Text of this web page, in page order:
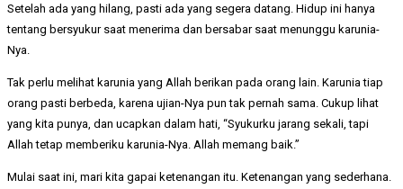
Setelah ada yang hilang, pasti ada yang segera datang. Hidup ini hanya
tentang bersyukur saat menerima dan bersabar saat menunggu karunia-
Nya.
Tak perlu melihat karunia yang Allah berikan pada orang lain. Karunia tiap
orang pasti berbeda, karena ujian-Nya pun tak pernah sama. Cukup lihat
yang kita punya, dan ucapkan dalam hati, “Syukurku jarang sekali, tapi
Allah tetap memberiku karunia-Nya. Allah memang baik.”
Mulai saat ini, mari kita gapai ketenangan itu. Ketenangan yang sederhana.